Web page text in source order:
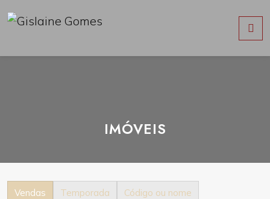
IMÓVEIS
Vendas Temporada Código ou nome